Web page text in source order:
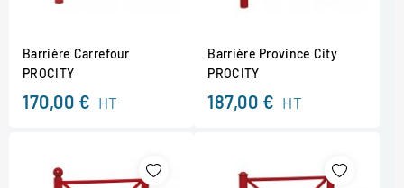
Barrière Carrefour
PROCITY
170,00 € HT
Barrière Province City
PROCITY
187,00 € HT